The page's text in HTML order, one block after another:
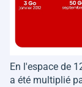
En l'espace de
a été multiplié